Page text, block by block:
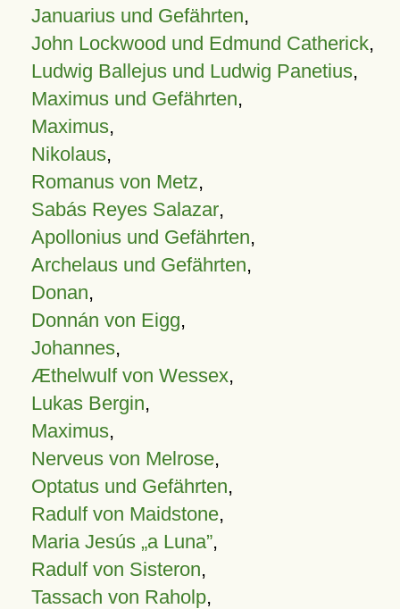
Januarius und Gefährten,
John Lockwood und Edmund Catherick,
Ludwig Ballejus und Ludwig Panetius,
Maximus und Gefährten,
Maximus,
Nikolaus,
Romanus von Metz,
Sabás Reyes Salazar,
Apollonius und Gefährten,
Archelaus und Gefährten,
Donan,
Donnán von Eigg,
Johannes,
Æthelwulf von Wessex,
Lukas Bergin,
Maximus,
Nerveus von Melrose,
Optatus und Gefährten,
Radulf von Maidstone,
Maria Jesús „a Luna”,
Radulf von Sisteron,
Tassach von Raholp,